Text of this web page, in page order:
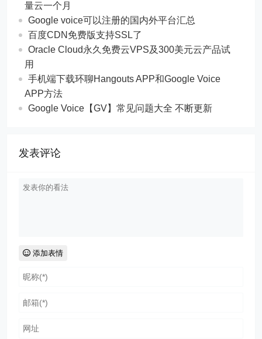
量云一个月
Google voice可以注册的国内外平台汇总
百度CDN免费版支持SSL了
Oracle Cloud永久免费云VPS及300美元云产品试
用
手机端下载环聊Hangouts APP和Google Voice
APP方法
Google Voice【GV】常见问题大全 不断更新
发表评论
添加表情